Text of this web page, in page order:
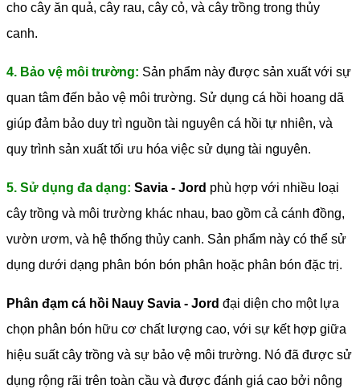
cho cây ăn quả, cây rau, cây cỏ, và cây trồng trong thủy
canh.
4. Bảo vệ môi trường: Sản phẩm này được sản xuất với sự
quan tâm đến bảo vệ môi trường. Sử dụng cá hồi hoang dã
giúp đảm bảo duy trì nguồn tài nguyên cá hồi tự nhiên, và
quy trình sản xuất tối ưu hóa việc sử dụng tài nguyên.
5. Sử dụng đa dạng: Savia - Jord phù hợp với nhiều loại
cây trồng và môi trường khác nhau, bao gồm cả cánh đồng,
vườn ươm, và hệ thống thủy canh. Sản phẩm này có thể sử
dụng dưới dạng phân bón bón phân hoặc phân bón đặc trị.
Phân đạm cá hồi Nauy Savia - Jord đại diện cho một lựa
chọn phân bón hữu cơ chất lượng cao, với sự kết hợp giữa
hiệu suất cây trồng và sự bảo vệ môi trường. Nó đã được sử
dụng rộng rãi trên toàn cầu và được đánh giá cao bởi nông